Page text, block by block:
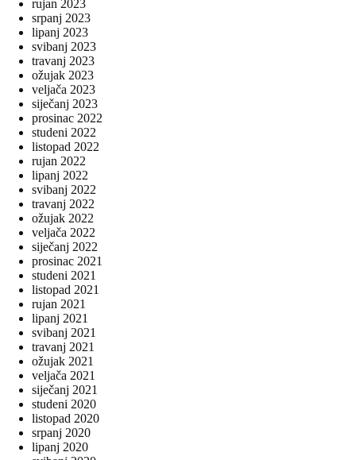
rujan 2023
srpanj 2023
lipanj 2023
svibanj 2023
travanj 2023
ožujak 2023
veljača 2023
siječanj 2023
prosinac 2022
studeni 2022
listopad 2022
rujan 2022
lipanj 2022
svibanj 2022
travanj 2022
ožujak 2022
veljača 2022
siječanj 2022
prosinac 2021
studeni 2021
listopad 2021
rujan 2021
lipanj 2021
svibanj 2021
travanj 2021
ožujak 2021
veljača 2021
siječanj 2021
studeni 2020
listopad 2020
srpanj 2020
lipanj 2020